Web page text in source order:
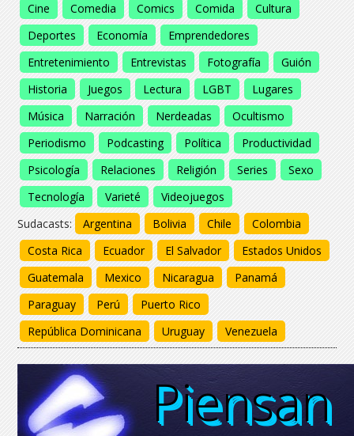
Cine
Comedia Comics Comida
Cultura
Deportes
Economía
Emprendedores
Entretenimiento
Entrevistas Fotografía
Guión
Historia
Juegos Lectura LGBT
Lugares
Música
Narración Nerdeadas
Ocultismo
Periodismo
Podcasting Política
Productividad
Psicología
Relaciones Religión Series
Sexo
Tecnología
Varieté
Videojuegos
Sudacasts:
Argentina Bolivia Chile
Colombia
Costa Rica
Ecuador El Salvador
Estados Unidos
Guatemala
Mexico Nicaragua
Panamá
Paraguay
Perú
Puerto Rico
República Dominicana
Uruguay Venezuela
Piensan
Piensan
Piensan
Piensan